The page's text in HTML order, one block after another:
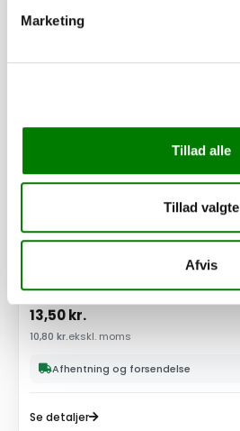
Marketing
Tillad alle
Tillad valgte
Afvis
13,50kr.
10,80 kr.ekskl. moms
Afhentning og forsendelse
Se detaljer